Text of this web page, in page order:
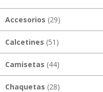
Accesorios (29)
Calcetines (51)
Camisetas (44)
Chaquetas (28)